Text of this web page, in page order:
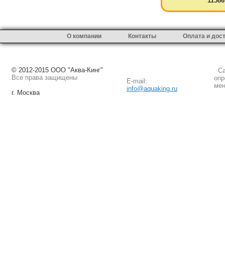
О компании Контакты Оплата и
© 2012-2015 ООО "Аква-Кинг"
Все права защищены
г. Москва
E-mail:
info@aquaking.ru